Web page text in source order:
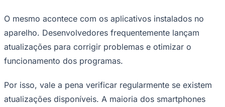
O mesmo acontece com os aplicativos instalados no
aparelho. Desenvolvedores frequentemente lançam
atualizações para corrigir problemas e otimizar o
funcionamento dos programas.
Por isso, vale a pena verificar regularmente se existem
atualizações disponíveis. A maioria dos smartphones